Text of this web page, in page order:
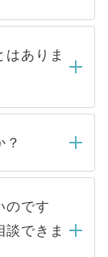
連絡をせて
ちくださ
いる求人の
覧いただ
開求人は
開してい
る医療機
到する場
た人材の
スが増え
ありま
ありませ
いただい
内定先へ
ーが行い
ませんの
らの登録
情報は、
職活動の
のです
できま